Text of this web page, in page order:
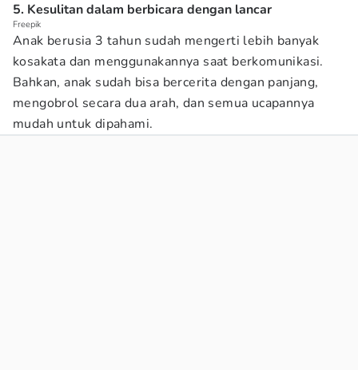
5. Kesulitan dalam berbicara dengan lancar
Freepik
Anak berusia 3 tahun sudah mengerti lebih banyak
kosakata dan menggunakannya saat berkomunikasi.
Bahkan, anak sudah bisa bercerita dengan panjang,
mengobrol secara dua arah, dan semua ucapannya
mudah untuk dipahami.